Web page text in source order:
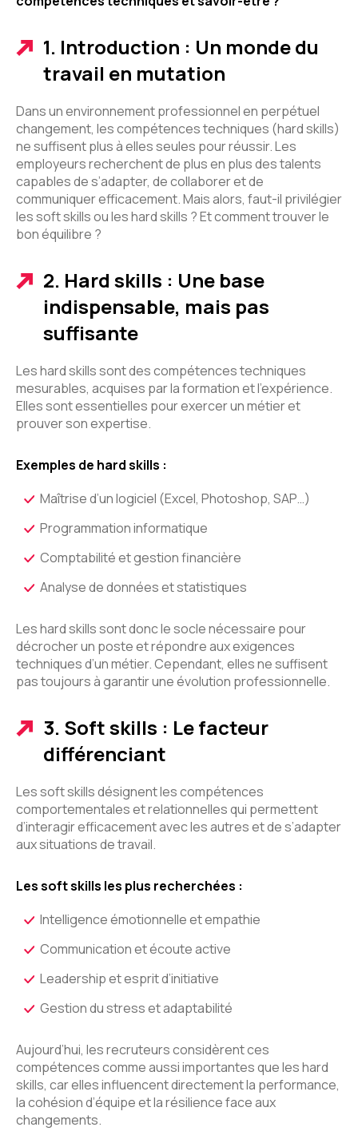
1. Introduction : Un monde du
travail en mutation
Dans un environnement professionnel en perpétuel
changement, les compétences techniques (hard skills)
ne suffisent plus à elles seules pour réussir. Les
employeurs recherchent de plus en plus des talents
capables de s’adapter, de collaborer et de
communiquer efficacement. Mais alors, faut-il privilégier
les soft skills ou les hard skills ? Et comment trouver le
bon équilibre ?
2. Hard skills : Une base
indispensable, mais pas
suffisante
Les hard skills sont des compétences techniques
mesurables, acquises par la formation et l’expérience.
Elles sont essentielles pour exercer un métier et
prouver son expertise.
Exemples de hard skills :
Maîtrise d’un logiciel (Excel, Photoshop, SAP…)
Programmation informatique
Comptabilité et gestion financière
Analyse de données et statistiques
Les hard skills sont donc le socle nécessaire pour
décrocher un poste et répondre aux exigences
techniques d’un métier. Cependant, elles ne suffisent
pas toujours à garantir une évolution professionnelle.
3. Soft skills : Le facteur
différenciant
Les soft skills désignent les compétences
comportementales et relationnelles qui permettent
d’interagir efficacement avec les autres et de s’adapter
aux situations de travail.
Les soft skills les plus recherchées :
Intelligence émotionnelle et empathie
Communication et écoute active
Leadership et esprit d’initiative
Gestion du stress et adaptabilité
Aujourd’hui, les recruteurs considèrent ces
compétences comme aussi importantes que les hard
skills, car elles influencent directement la performance,
la cohésion d’équipe et la résilience face aux
changements.